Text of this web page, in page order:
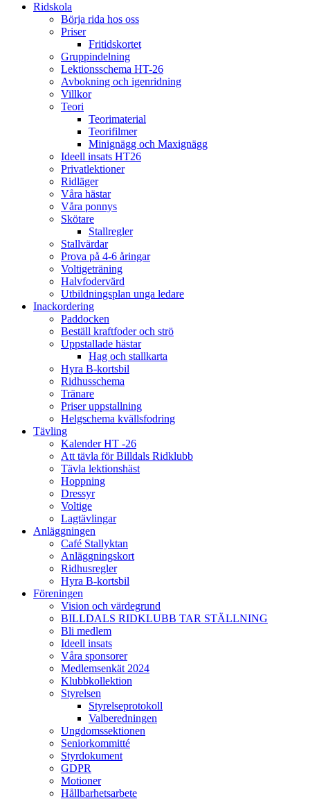
Ridskola
Börja rida hos oss
Priser
Fritidskortet
Gruppindelning
Lektionsschema HT-26
Avbokning och igenridning
Villkor
Teori
Teorimaterial
Teorifilmer
Minignägg och Maxignägg
Ideell insats HT26
Privatlektioner
Ridläger
Våra hästar
Våra ponnys
Skötare
Stallregler
Stallvärdar
Prova på 4-6 åringar
Voltigeträning
Halvfodervärd
Utbildningsplan unga ledare
Inackordering
Paddocken
Beställ kraftfoder och strö
Uppstallade hästar
Hag och stallkarta
Hyra B-kortsbil
Ridhusschema
Tränare
Priser uppstallning
Helgschema kvällsfodring
Tävling
Kalender HT -26
Att tävla för Billdals Ridklubb
Tävla lektionshäst
Hoppning
Dressyr
Voltige
Lagtävlingar
Anläggningen
Café Stallyktan
Anläggningskort
Ridhusregler
Hyra B-kortsbil
Föreningen
Vision och värdegrund
BILLDALS RIDKLUBB TAR STÄLLNING
Bli medlem
Ideell insats
Våra sponsorer
Medlemsenkät 2024
Klubbkollektion
Styrelsen
Styrelseprotokoll
Valberedningen
Ungdomssektionen
Seniorkommitté
Styrdokument
GDPR
Motioner
Hållbarhetsarbete